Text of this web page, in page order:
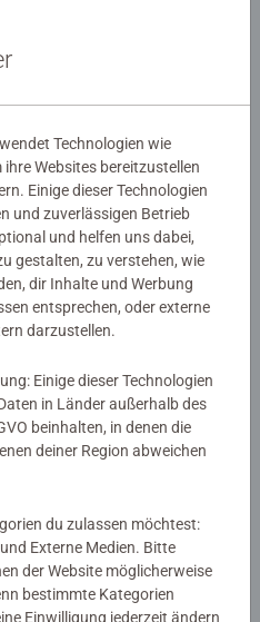
für die Zeit bis
Jahren
473-48833-9
Technologien wie
Websites bereitzustellen
Einige dieser Technologien
und zuverlässigen Betrieb
und helfen uns dabei,
gestalten, zu verstehen, wie
dir Inhalte und Werbung
entsprechen, oder externe
darzustellen.
Einige dieser Technologien
in Länder außerhalb des
beinhalten, in denen die
deiner Region abweichen
du zulassen möchtest:
Externe Medien. Bitte
der Website möglicherweise
bestimmte Kategorien
Einwilligung jederzeit ändern